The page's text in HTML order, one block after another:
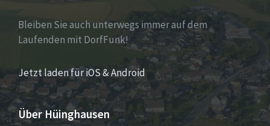
Bleiben Sie auch unterwegs immer auf dem
Laufenden mit DorfFunk!
Jetzt laden für iOS & Android
Über Hüinghausen